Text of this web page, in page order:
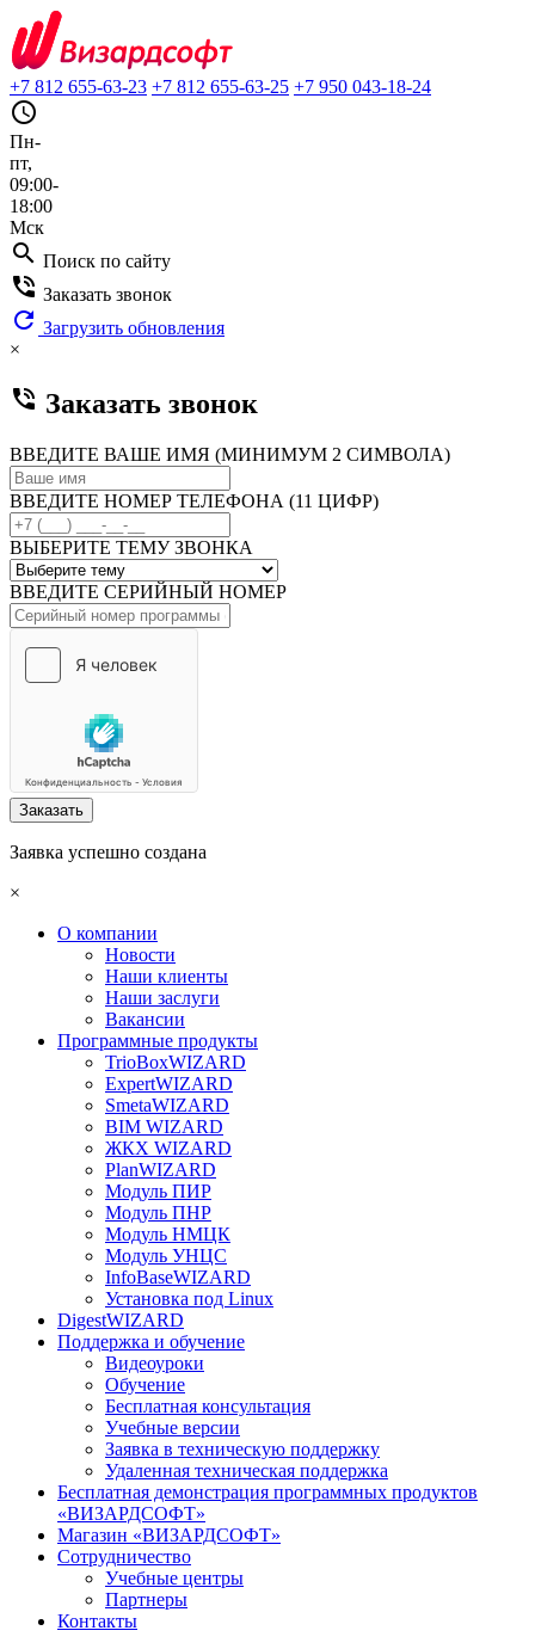
+7 812 655-63-23 +7 812 655-63-25 +7 950 043-18-24
query_builder
Пн-
пт,
09:00-
18:00
Мск
search Поиск по сайту
phone_in_talk Заказать звонок
refresh Загрузить обновления
×
phone_in_talk Заказать звонок
ВВЕДИТЕ ВАШЕ ИМЯ (МИНИМУМ 2 СИМВОЛА)
ВВЕДИТЕ НОМЕР ТЕЛЕФОНА (11 ЦИФР)
ВЫБЕРИТЕ ТЕМУ ЗВОНКА
ВВЕДИТЕ СЕРИЙНЫЙ НОМЕР
Заказать
Заявка успешно создана
×
О компании
Новости
Наши клиенты
Наши заслуги
Вакансии
Программные продукты
TrioBoxWIZARD
ExpertWIZARD
SmetaWIZARD
BIM WIZARD
ЖКХ WIZARD
PlanWIZARD
Модуль ПИР
Модуль ПНР
Модуль НМЦК
Модуль УНЦС
InfoBaseWIZARD
Установка под Linux
DigestWIZARD
Поддержка и обучение
Видеоуроки
Обучение
Бесплатная консультация
Учебные версии
Заявка в техническую поддержку
Удаленная техническая поддержка
Бесплатная демонстрация программных продуктов
«ВИЗАРДСОФТ»
Магазин «ВИЗАРДСОФТ»
Сотрудничество
Учебные центры
Партнеры
Контакты